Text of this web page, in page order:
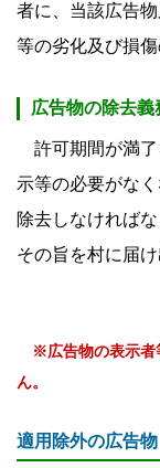
者に、当該広告
等の劣化及び損
広告物の除去義
許可期間が満了
示等の必要がな
除去しなければ
その旨を村に届
※広告物の表示者
ん。
適用除外の広告物